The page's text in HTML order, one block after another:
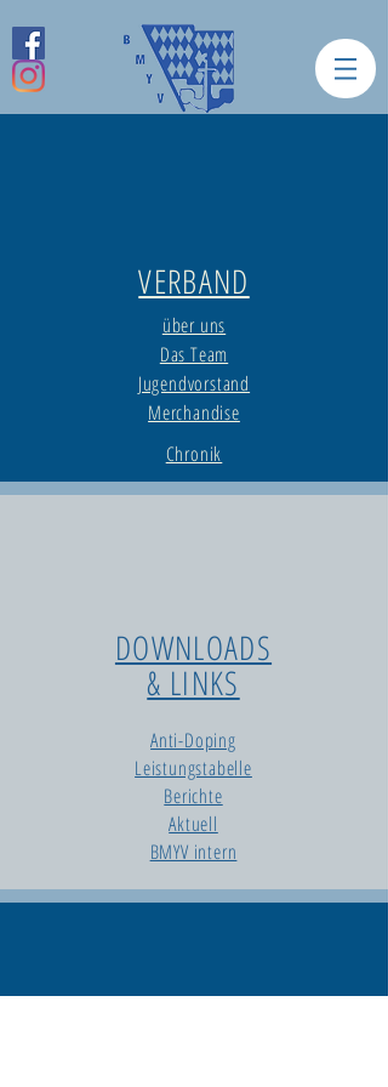
VERBAND
über uns
Das Team
Jugendvorstand
Merchandise
Chronik
DOWNLOADS
& LINKS
Anti-Doping
Leistungstabelle
Berichte
Aktuell
BMYV intern